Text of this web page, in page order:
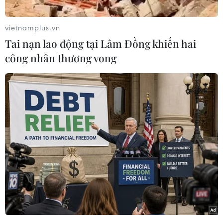
Malaysia được vinh danh tại lễ trao
giải thưởng Golden Bull năm 2026
04/08/2026 08:42
Doanh thu Người Nhện tăng nhanh
tại phòng vé Việt
03/08/2026 07:17
Đổi mới công tác ngoại giao văn hóa:
Tạo động lực phát triển địa phương
02/08/2026 12:02
Hiệu ứng từ “The Odyssey” giúp
doanh số sách sử thi và thần thoại
vietnamplus.vn
Tai nạn lao động tại Lâm Đồng khiến hai
công nhân thương vong